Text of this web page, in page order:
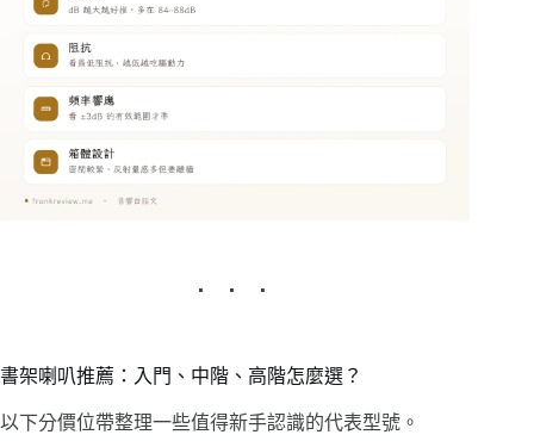
書架喇叭推薦：入門、中階、高階怎麼選？
以下分價位帶整理一些值得新手認識的代表型號。